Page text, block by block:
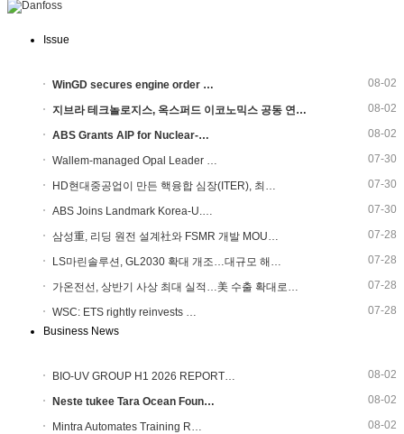
Issue
WinGD secures engine order … 08-02
지브라 테크놀로지스, 옥스퍼드 이코노믹스 공동 연… 08-02
ABS Grants AIP for Nuclear-… 08-02
Wallem-managed Opal Leader … 07-30
HD현대중공업이 만든 핵융합 심장(ITER), 최… 07-30
ABS Joins Landmark Korea-U.… 07-30
삼성重, 리딩 원전 설계社와 FSMR 개발 MOU… 07-28
LS마린솔루션, GL2030 확대 개조…대규모 해… 07-28
가온전선, 상반기 사상 최대 실적…美 수출 확대로… 07-28
WSC: ETS rightly reinvests …
07-28
Business News
BIO-UV GROUP H1 2026 REPORT… 08-02
Neste tukee Tara Ocean Foun… 08-02
Mintra Automates Training R… 08-02